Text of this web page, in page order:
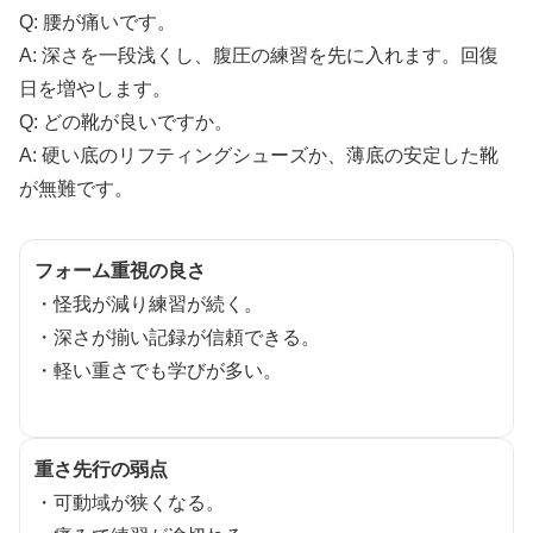
Q: 腰が痛いです。
A: 深さを一段浅くし、腹圧の練習を先に入れます。回復
日を増やします。
Q: どの靴が良いですか。
A: 硬い底のリフティングシューズか、薄底の安定した靴
が無難です。
フォーム重視の良さ
・怪我が減り練習が続く。
・深さが揃い記録が信頼できる。
・軽い重さでも学びが多い。
重さ先行の弱点
・可動域が狭くなる。